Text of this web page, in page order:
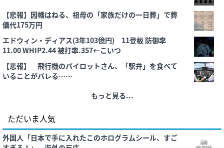
【悲報】因幡はねる、祖母の「家族だけの一日葬」で葬
儀代175万円
エドウィン・ディアス(3年103億円) 11登板 防御率
11.00 WHIP2.44 被打率.357←こいつ
【悲報】 飛行機のパイロットさん、「駅弁」を食べて
いることがバレる……
もっと見る...
ただいま人気
外国人「日本で手に入れたこのホログラムシール、すご